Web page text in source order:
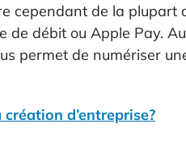
cependant de la
débit ou Apple Pay.
permet de numériser
d’entreprise?